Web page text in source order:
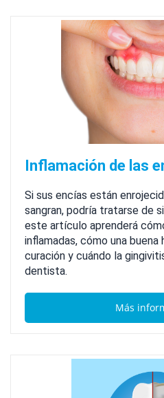
Inflamación de las
Si sus encías están
sangran, podría tratarse de
este artículo aprenderá
inflamadas, cómo una
curación y cuándo la
dentista.
Más